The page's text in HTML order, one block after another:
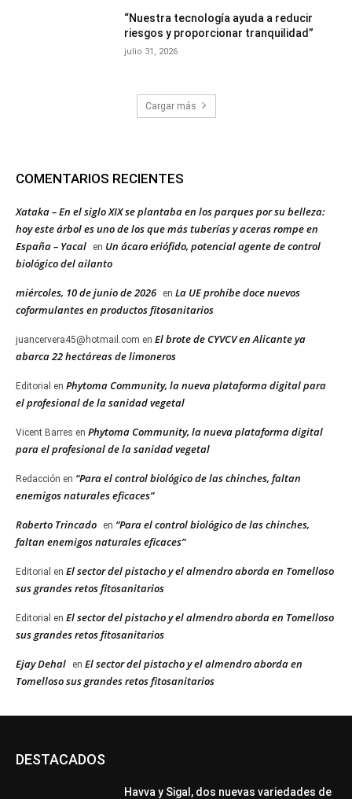
“Nuestra tecnología ayuda a reducir
riesgos y proporcionar tranquilidad”
julio 31, 2026
Cargar más
COMENTARIOS RECIENTES
Xataka – En el siglo XIX se plantaba en los parques por su belleza:
hoy este árbol es uno de los que más tuberías y aceras rompe en
España – Yacal
en Un ácaro eriófido, potencial agente de control
biológico del ailanto
miércoles, 10 de junio de 2026 en La UE prohíbe doce nuevos
coformulantes en productos fitosanitarios
juancervera45@hotmail.com en El brote de CYVCV en Alicante ya
abarca 22 hectáreas de limoneros
Editorial en Phytoma Community, la nueva plataforma digital para
el profesional de la sanidad vegetal
Vicent Barres en Phytoma Community, la nueva plataforma digital
para el profesional de la sanidad vegetal
Redacción en “Para el control biológico de las chinches, faltan
enemigos naturales eficaces”
Roberto Trincado en “Para el control biológico de las chinches,
faltan enemigos naturales eficaces”
Editorial en El sector del pistacho y el almendro aborda en Tomelloso
sus grandes retos fitosanitarios
Editorial en El sector del pistacho y el almendro aborda en Tomelloso
sus grandes retos fitosanitarios
Ejay Dehal en El sector del pistacho y el almendro aborda en
Tomelloso sus grandes retos fitosanitarios
DESTACADOS
Havva y Sigal, dos nuevas variedades de